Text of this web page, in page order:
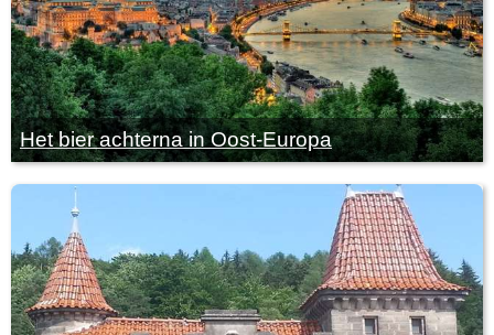
Het bier achterna in Oost-Europa